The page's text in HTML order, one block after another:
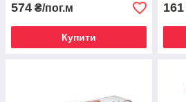
574 ₴/пог.м
Купити
161